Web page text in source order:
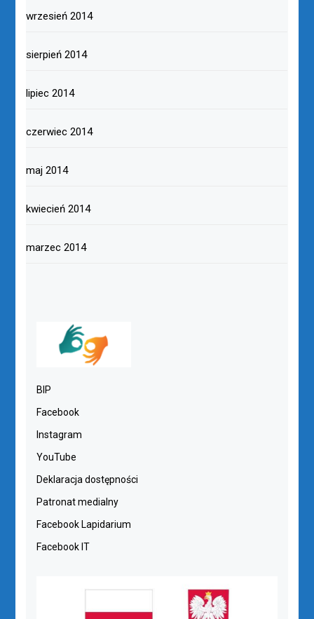
wrzesień 2014
sierpień 2014
lipiec 2014
czerwiec 2014
maj 2014
kwiecień 2014
marzec 2014
BIP
Facebook
Instagram
YouTube
Deklaracja dostępności
Patronat medialny
Facebook Lapidarium
Facebook IT